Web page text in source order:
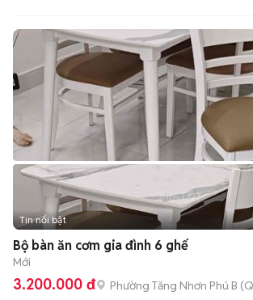
Tin nổi bật
Bộ bàn ăn cơm gia đình 6 ghế
Mới
3.200.000 đ Phường Tăng Nhơn Phú B